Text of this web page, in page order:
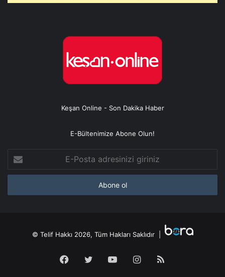
Keşan Online - Son Dakika Haber
E-Bültenimize Abone Olun!
Posta
adresinizi
© Telif Hakkı 2026, Tüm Hakları Saklıdır |
Facebook
TwitterYouTubeInstagram
RSS